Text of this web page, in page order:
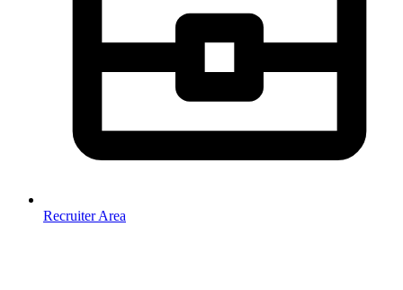
Recruiter Area